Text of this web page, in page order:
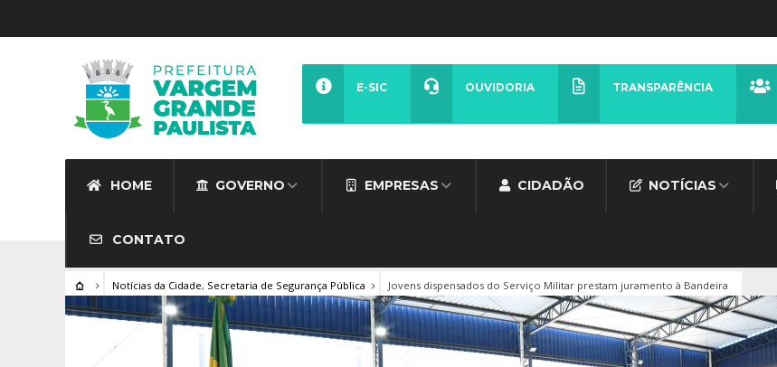
HOME GOVERNO EMPRESAS CIDADÃO NOTÍCIAS
CONTATO
E-SIC OUVIDORIA TRANSPARÊNCIA
Notícias da Cidade, Secretaria de Segurança Pública Jovens dispensados do Serviço Militar prestam juramento à Bandeira